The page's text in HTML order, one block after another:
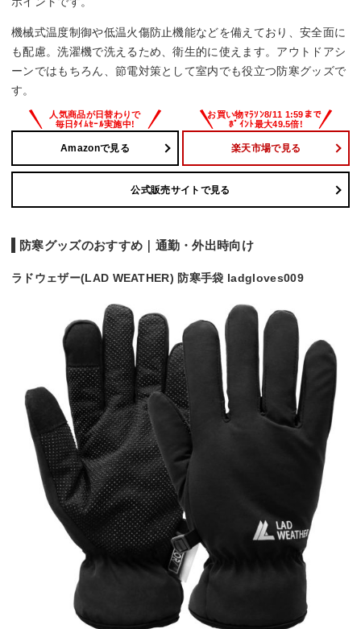
機械式温度制御や低温火傷防止機能などを備えており、安全面に
も配慮。洗濯機で洗えるため、衛生的に使えます。アウトドアシ
ーンではもちろん、節電対策として室内でも役立つ防寒グッズで
す。
Amazonで見る 楽天市場で見る
公式販売サイトで見る
防寒グッズのおすすめ｜通勤・外出時向け
ラドウェザー(LAD WEATHER) 防寒手袋 ladgloves009